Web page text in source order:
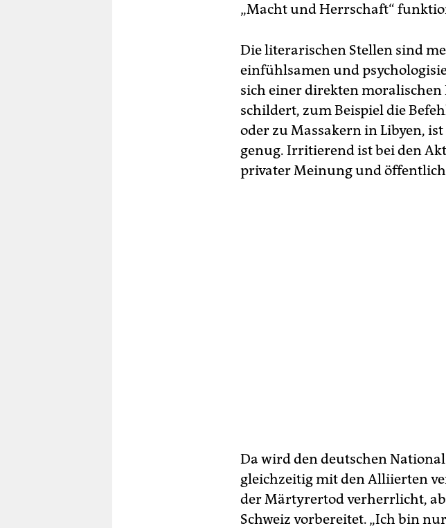
„Macht und Herrschaft“
Die literarischen Stellen sind
einfühlsamen und
sich einer direkten moralischen
schildert, zum Beispiel die
oder zu Massakern in Libyen,
genug. Irritierend ist bei den
privater Meinung und
Da wird den deutschen
gleichzeitig mit den Alliierten
der Märtyrertod verherrlicht,
Schweiz vorbereitet. „Ich bin